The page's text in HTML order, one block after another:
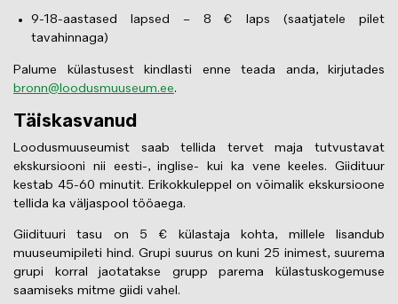
9-18-aastased lapsed – 8 € laps (saatjatele pilet
tavahinnaga)
Palume külastusest kindlasti enne teada anda, kirjutades
bronn@loodusmuuseum.ee.
Täiskasvanud
Loodusmuuseumist saab tellida tervet maja tutvustavat
ekskursiooni nii eesti-, inglise- kui ka vene keeles. Giidituur
kestab 45-60 minutit. Erikokkuleppel on võimalik ekskursioone
tellida ka väljaspool tööaega.
Giidituuri tasu on 5 € külastaja kohta, millele lisandub
muuseumipileti hind. Grupi suurus on kuni 25 inimest, suurema
grupi korral jaotatakse grupp parema külastuskogemuse
saamiseks mitme giidi vahel.